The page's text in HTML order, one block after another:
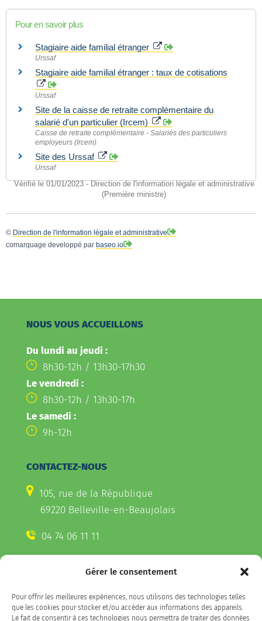
Gérer le consentement
Pour offrir les meilleures expériences, nous utilisons des technologies telles
que les cookies pour stocker et/ou accéder aux informations des appareils.
Le fait de consentir à ces technologies nous permettra de traiter des données
Vérifié le 01/01/2023 - Direction de l'information légale et administrative
(Première ministre)
Pour en savoir plus
Stagiaire aide familial étranger
Urssaf
Stagiaire aide familial étranger : taux de cotisations
Urssaf
Site de la caisse de retraite complémentaire du
salarié d'un particulier (Ircem)
Caisse de retraite complémentaire - Salariés des particuliers
employeurs (Ircem)
Site des Urssaf
Urssaf
© Direction de l'information légale et administrative
comarquage developpé par baseo.io
NOUS VOUS ACCUEILLONS
Du lundi au jeudi :
8h30-12h / 13h30-17h30
Le vendredi :
8h30-12h / 13h30-17h
Le samedi :
9h-12h
CONTACTEZ-NOUS
105, rue de la République
69220 Belleville-en-Beaujolais
04 74 06 11 11
CONTACTEZ-NOUS
Télécharger l'appli Belleville
sur votre smartphone